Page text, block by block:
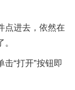
进去，依然在
“打开”按钮即